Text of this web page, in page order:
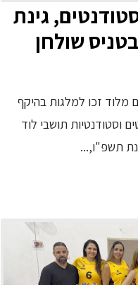
גינת
שולחן
כ-400 סטודנטים מלוד זכו למלגות בהיקף
כ-400 סטודנטים וסטודנטיות תושבי לוד
תשפ"ו,...